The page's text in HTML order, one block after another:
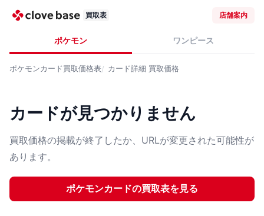
買取表 店舗案内
ポケモン ワンピース
ポケモンカード買取価格表 カード詳細 買取価格
カードが見つかりません
買取価格の掲載が終了したか、URLが変更された可能性が
あります。
ポケモンカードの買取表を見る